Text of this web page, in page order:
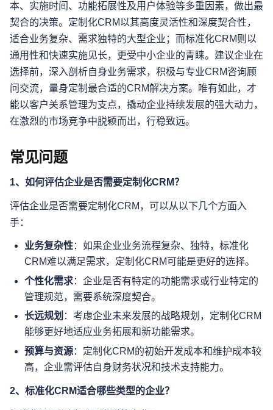
本、实施时间、功能拓展性及用户体验等多重因素，做出最
契合的决策。定制化CRM以其高度灵活性和深度契合性，
适合业务复杂、需求独特的大型企业；而标准化CRM则以
通用性和快速实施见长，更受中小企业的青睐。建议企业在
选择前，深入剖析自身业务需求，积极与专业CRM咨询顾
问交流，量身定制最合适的CRM解决方案。唯有如此，才
能以客户关系管理为支点，撬动企业持续发展的强大动力，
在激烈的市场竞争中脱颖而出，行稳致远。
常见问题
1、如何评估企业是否需要定制化CRM？
评估企业是否需要定制化CRM，可以从以下几个方面入
手：
业务复杂性：如果企业业务流程复杂、独特，标准化
CRM难以满足需求，定制化CRM可能是更好的选择。
个性化需求：企业是否有特定的功能需求或行业特定的
管理规范，需要系统深度契合。
长远规划 ：考虑企业未来发展的战略规划，定制化CRM
能够更好地适应业务拓展和新功能需求。
预算与资源：定制化CRM的初始开发成本和维护成本较
高，企业需评估自身财务状况和技术支持能力。
2、标准化CRM适合哪些类型的企业？